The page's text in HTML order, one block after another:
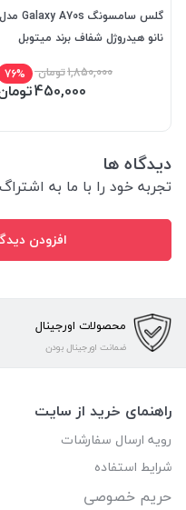
گلس سامسونگ Galaxy A70s مدل
نانو هیدروژل شفاف برند میتوبل
1,850,000تومان 76%
450,000
دیدگاه ها
تجربه خود را با ما به
افزودن
محصولات اورجینال
ضمانت اورجینال بودن
راهنمای خرید از سایت
رویه ارسال سفارشات
شرایط استفاده
حریم خصوصی